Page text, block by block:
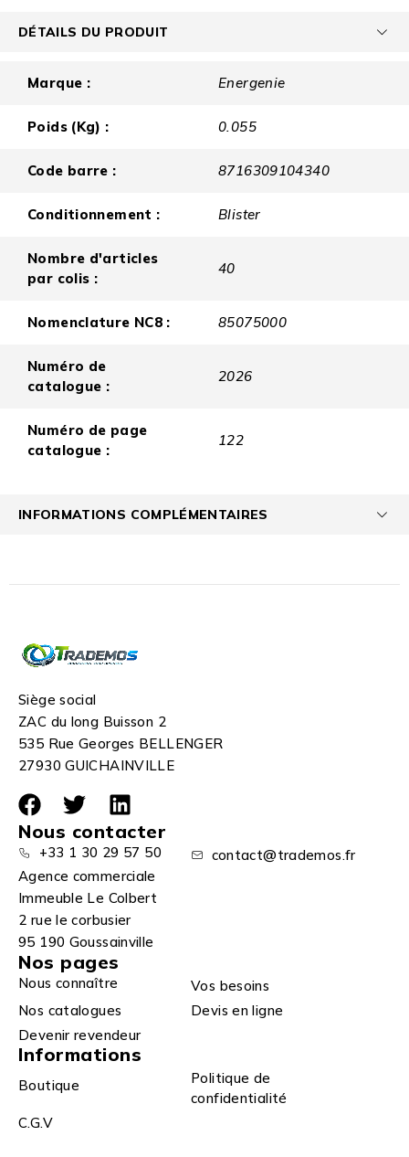
DÉTAILS DU PRODUIT
Marque : Energenie
Poids (Kg) : 0.055
Code barre : 8716309104340
Conditionnement : Blister
Nombre d'articles
par colis :
40
Nomenclature NC8 : 85075000
Numéro de
catalogue :
2026
Numéro de page
catalogue :
122
INFORMATIONS COMPLÉMENTAIRES
Siège social
ZAC du long Buisson 2
535 Rue Georges BELLENGER
27930 GUICHAINVILLE
Nous contacter
+33 1 30 29 57 50
contact@trademos.fr
Agence commerciale
Immeuble Le Colbert
2 rue le corbusier
95 190 Goussainville
Nos pages
Nous connaître
Vos besoins
Nos catalogues
Devis en ligne
Devenir revendeur
Informations
Boutique
Politique de
confidentialité
C.G.V